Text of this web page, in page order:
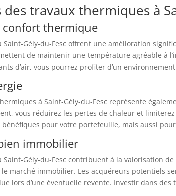
des travaux thermiques à
thermique
Saint-Gély-du-Fesc offrent une amélioration
de maintenir une température agréable à
d’air, vous pourrez profiter d’un
à Saint-Gély-du-Fesc représente
vous réduirez les pertes de chaleur et
bénéfiques pour votre portefeuille, mais aussi
immobilier
Saint-Gély-du-Fesc contribuent à la valorisation
marché immobilier. Les acquéreurs potentiels
lors d’une éventuelle revente. Investir dans